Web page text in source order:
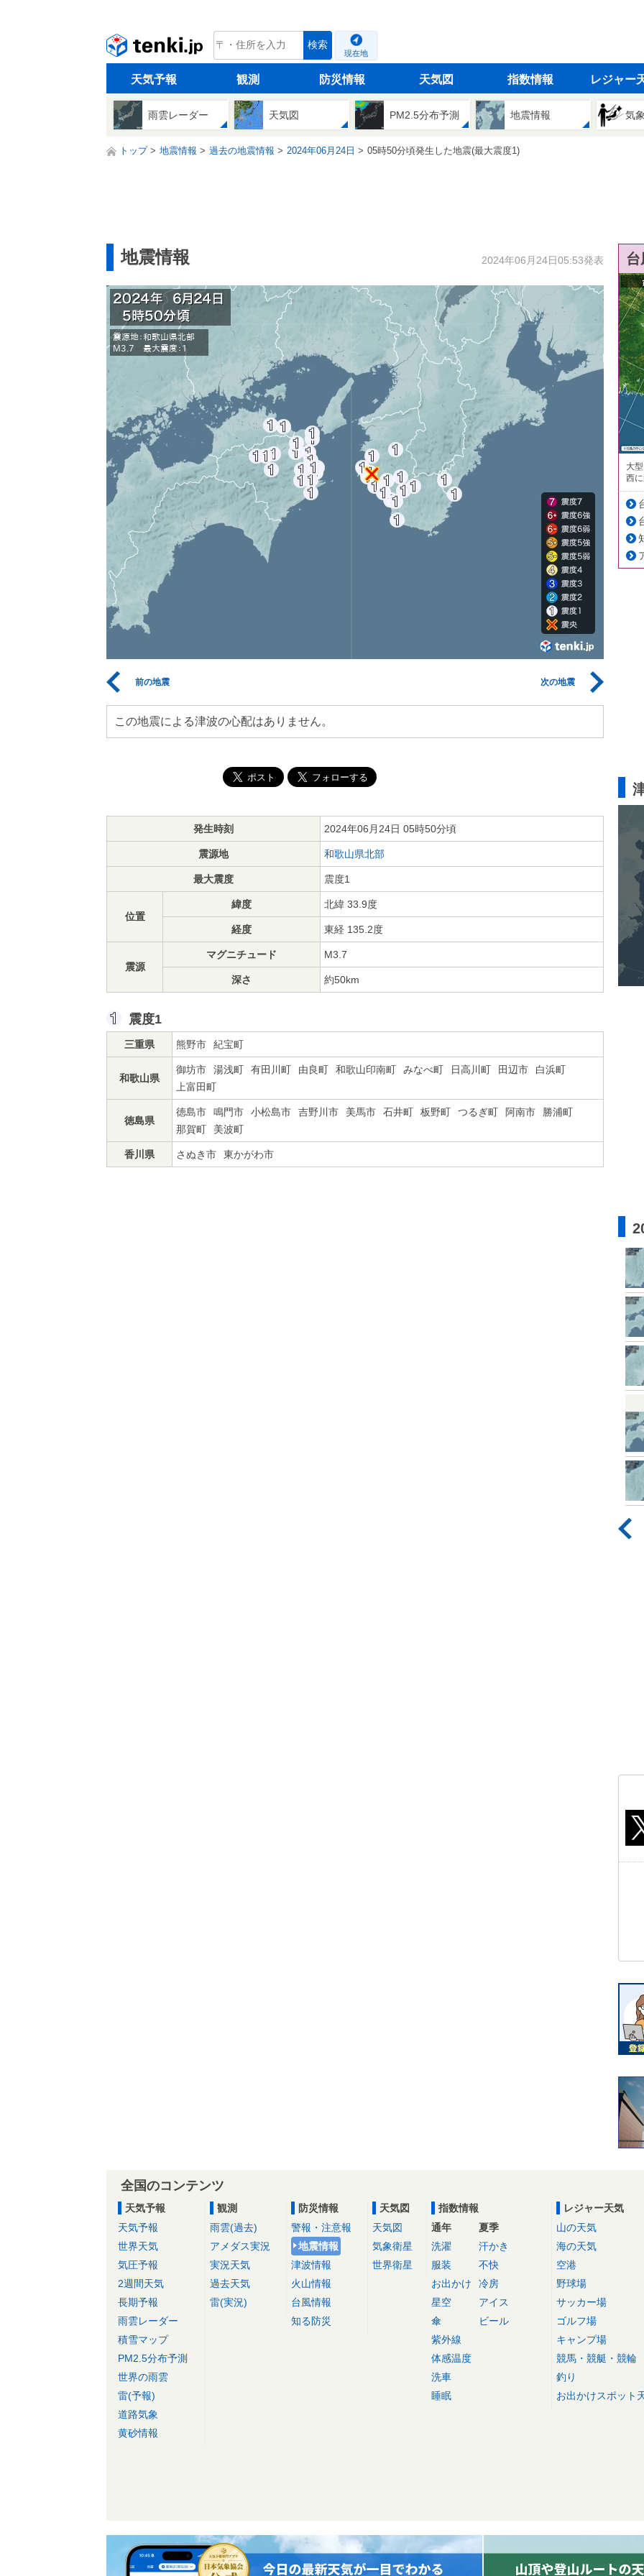
tenki.jp 検索
現在地
天気予報 観測 防災情報 天気図 指数情報 レジャー
雨雲レーダー 天気図 PM2.5分布予測 地震情報 気
トップ 地震情報 過去の地震情報 2024年06月24日 05時50分頃発生した地震(最大震度1)
地震情報 2024年06月24日05:53発表
前の地震 次の地震
この地震による津波の心配はありません。
発生時刻 2024年06月24日 05時50分頃
震源地 和歌山県北部
最大震度 震度1
位置
緯度 北緯 33.9度
経度 東経 135.2度
震源
マグニチュード M3.7
深さ 約50km
震度1
三重県 熊野市 紀宝町
和歌山県
御坊市 湯浅町 有田川町 由良町 和歌山印南町 みなべ町 日高川町 田辺市
白浜町
上富田町
徳島県
徳島市 鳴門市 小松島市 吉野川市 美馬市 石井町 板野町 つるぎ町 阿南市
勝浦町
那賀町
美波町
香川県 さぬき市 東かがわ市
大
西
全国のコンテンツ
天気予報
天気予報
世界天気
気圧予報
2週間天気
長期予報
雨雲レーダー
積雪マップ
PM2.5分布予測
世界の雨雲
雷(予報)
道路気象
黄砂情報
観測
雨雲(過去)
アメダス実況
実況天気
過去天気
雷(実況)
防災情報
警報・注意報
地震情報
津波情報
火山情報
台風情報
知る防災
天気図
天気図
気象衛星
世界衛星
指数情報
通年
洗濯
服装
お出かけ
星空
傘
紫外線
体感温度
洗車
睡眠
夏季
汗かき
不快
冷房
アイス
ビール
レジャー天気
山の天気
海の天気
空港
野球場
サッカー場
ゴルフ場
キャンプ場
競馬・競艇・競輪
釣り
お出かけスポット